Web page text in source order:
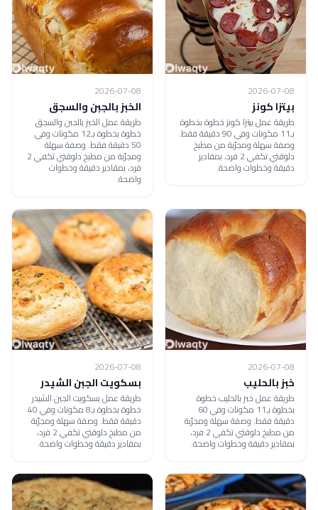
2026-07-08
بيتزا كونز
طريقة عمل بيتزا كونز خطوة بخطوة
بـ11 مكونات وفي 90 دقيقة فقط.
وصفة سهلة ومجرّبة من مطبخ
دلوقتي تكفي 2 فرد، بمقادير
دقيقة وخطوات واضحة.
2026-07-08
الخبز بالجبن والسجق
طريقة عمل الخبز بالجبن والسجق
خطوة بخطوة بـ12 مكونات وفي
50 دقيقة فقط. وصفة سهلة
ومجرّبة من مطبخ دلوقتي تكفي 2
فرد، بمقادير دقيقة وخطوات
واضحة.
2026-07-08
خبز بالحليب
طريقة عمل خبز بالحليب خطوة
بخطوة بـ11 مكونات وفي 60
دقيقة فقط. وصفة سهلة ومجرّبة
من مطبخ دلوقتي تكفي 2 فرد،
بمقادير دقيقة وخطوات واضحة.
2026-07-08
بسكويت الجبن الشيدر
طريقة عمل بسكويت الجبن الشيدر
خطوة بخطوة بـ8 مكونات وفي 40
دقيقة فقط. وصفة سهلة ومجرّبة
من مطبخ دلوقتي تكفي 2 فرد،
بمقادير دقيقة وخطوات واضحة.